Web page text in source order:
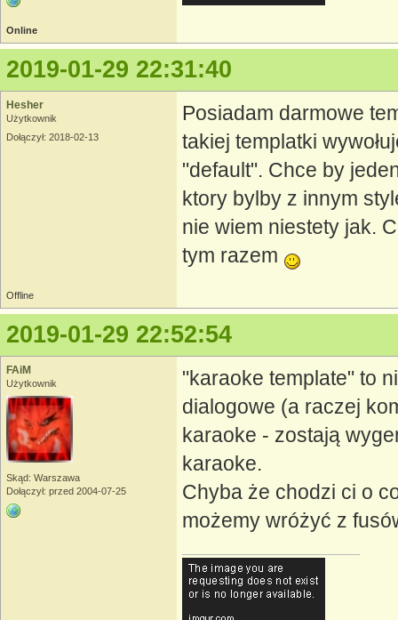
Online
2019-01-29 22:31:40
Hesher
Użytkownik
Dołączył: 2018-02-13
Posiadam darmowe
takiej templatki
"default". Chce by
ktory bylby z innym
nie wiem niestety jak.
tym razem
Offline
2019-01-29 22:52:54
FAiM
Użytkownik
Skąd: Warszawa
Dołączył: przed 2004-07-25
"karaoke template" to
dialogowe (a raczej
karaoke - zostają
karaoke.
Chyba że chodzi ci o
możemy wróżyć z